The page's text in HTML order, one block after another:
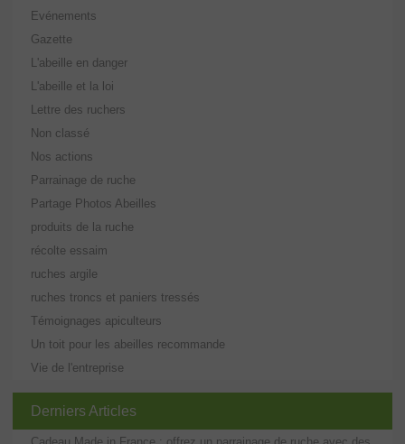
Evénements
Gazette
L'abeille en danger
L'abeille et la loi
Lettre des ruchers
Non classé
Nos actions
Parrainage de ruche
Partage Photos Abeilles
produits de la ruche
récolte essaim
ruches argile
ruches troncs et paniers tressés
Témoignages apiculteurs
Un toit pour les abeilles recommande
Vie de l'entreprise
Derniers Articles